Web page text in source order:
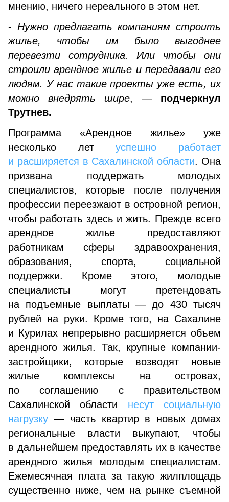
мнению, ничего нереального в этом нет.
- Нужно предлагать компаниям строить
жилье, чтобы им было выгоднее
перевезти сотрудника. Или чтобы они
строили арендное жилье и передавали его
людям. У нас такие проекты уже есть, их
можно внедрять шире, — подчеркнул
Трутнев.
Программа «Арендное жилье» уже
несколько летуспешно работает
и расширяется в Сахалинской области. Она
призвана поддержать молодых
специалистов, которые после получения
профессии переезжают в островной регион,
чтобы работать здесь и жить. Прежде всего
арендное жилье предоставляют
работникам сферы здравоохранения,
образования, спорта, социальной
поддержки. Кроме этого, молодые
специалисты могут претендовать
на подъемные выплаты — до 430 тысяч
рублей на руки. Кроме того, на Сахалине
и Курилах непрерывно расширяется объем
арендного жилья. Так, крупные компании-
застройщики, которые возводят новые
жилые комплексы на островах,
по соглашению с правительством
Сахалинской области несут социальную
нагрузку — часть квартир в новых домах
региональные власти выкупают, чтобы
в дальнейшем предоставлять их в качестве
арендного жилья молодым специалистам.
Ежемесячная плата за такую жилплощадь
существенно ниже, чем на рынке съемной